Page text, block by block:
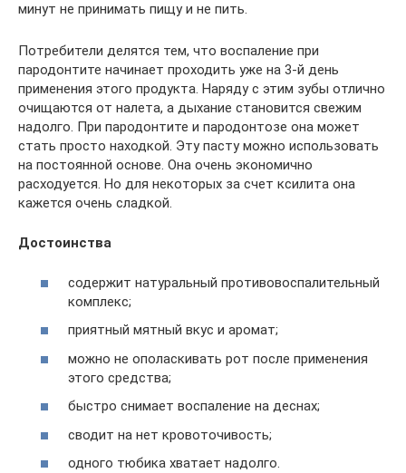
минут не принимать пищу и не пить.
Потребители делятся тем, что воспаление при
пародонтите начинает проходить уже на 3-й день
применения этого продукта. Наряду с этим зубы отлично
очищаются от налета, а дыхание становится свежим
надолго. При пародонтите и пародонтозе она может
стать просто находкой. Эту пасту можно использовать
на постоянной основе. Она очень экономично
расходуется. Но для некоторых за счет ксилита она
кажется очень сладкой.
Достоинства
содержит натуральный противовоспалительный
комплекс;
приятный мятный вкус и аромат;
можно не ополаскивать рот после применения
этого средства;
быстро снимает воспаление на деснах;
сводит на нет кровоточивость;
одного тюбика хватает надолго.